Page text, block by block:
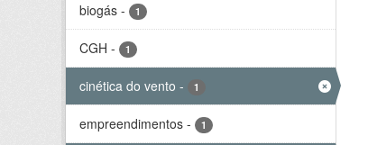
biogás - 1
CGH - 1
cinética do vento - 1
empreendimentos - 1